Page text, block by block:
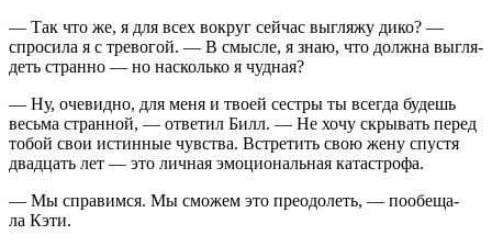
— Так что же, я для всех вокруг сей­час выгля­жу дико? —
спро­си­ла я с тре­во­гой. — В смыс­ле, я знаю, что долж­на выгля­
деть стран­но — но насколь­ко я чудная?
— Ну, оче­вид­но, для меня и тво­ей сест­ры ты все­гда будешь
весь­ма стран­ной, — отве­тил Билл. — Не хочу скры­вать перед
тобой свои истин­ные чув­ства. Встре­тить свою жену спу­стя
два­дцать лет — это лич­ная эмо­ци­о­наль­ная катастрофа.
— Мы спра­вим­ся. Мы смо­жем это пре­одо­леть, — пообе­ща­
ла Кэти.